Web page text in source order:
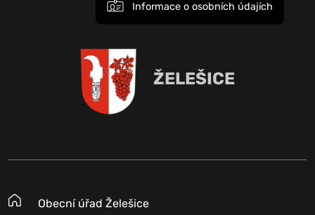
Informace o osobních údajích
ŽELEŠICE
Obecní úřad Želešice